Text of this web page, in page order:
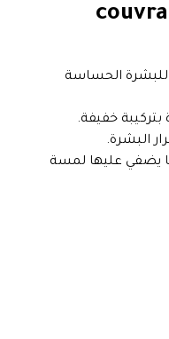
الحساسة
خفيفة.
البشرة.
يضفي عليها لمسة